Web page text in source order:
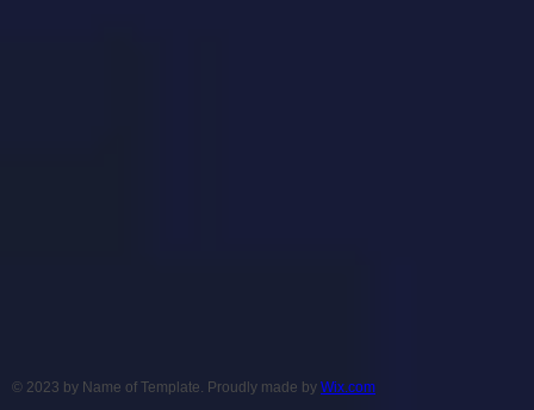
© 2023 by Name of Template. Proudly made by Wix.com